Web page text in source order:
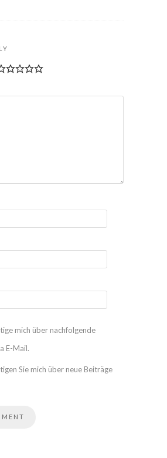
mich über nachfolgende
E-Mail.
Sie mich über neue Beiträge